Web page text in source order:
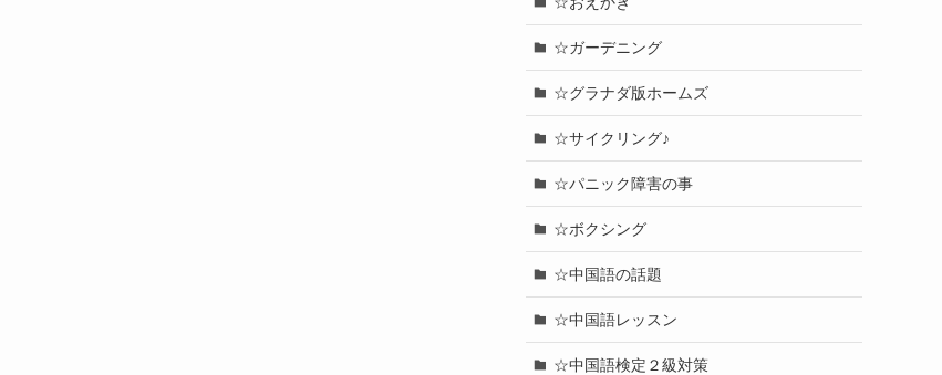
☆ガーデニング
☆グラナダ版ホームズ
☆サイクリング♪
☆パニック障害の事
☆ボクシング
☆中国語の話題
☆中国語レッスン
☆中国語検定２級対策